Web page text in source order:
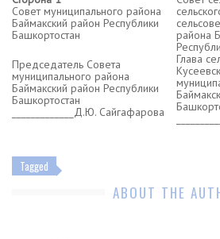
Совет муниципального района
Баймакский район Республики
Башкортостан
района
Председатель Совета
муниципального района
Баймакский район Республики
Башкортостан
_____________Д.Ю. Сайгафарова
Глава
Tagged
ABOUT THE